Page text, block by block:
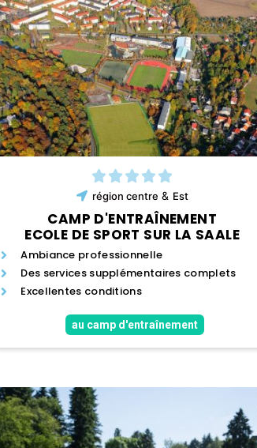
région centre & Est
CAMP D'ENTRAÎNEMENT
ECOLE DE SPORT SUR LA SAALE
Ambiance professionnelle
Des services supplémentaires complets
Excellentes conditions
au camp d'entraînement